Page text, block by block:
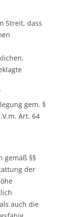
Streit, dass
gem. §
Art. 64
gemäß §§
der
auch die